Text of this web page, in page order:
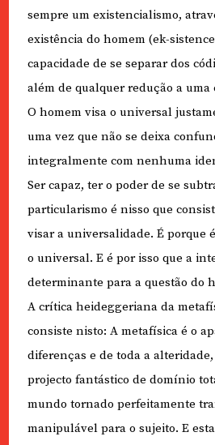
sempre um existencialismo,
existência do homem (ek-
capacidade de se separar dos
além de qualquer redução a uma
O homem visa o universal
uma vez que não se deixa
integralmente com nenhuma
Ser capaz, ter o poder de se
particularismo é nisso que
visar a universalidade. É porque
o universal. E é por isso que a
determinante para a questão do
A crítica heideggeriana da
consiste nisto: A metafísica é o
diferenças e de toda a
projecto fantástico de domínio
mundo tornado perfeitamente
manipulável para o sujeito. E